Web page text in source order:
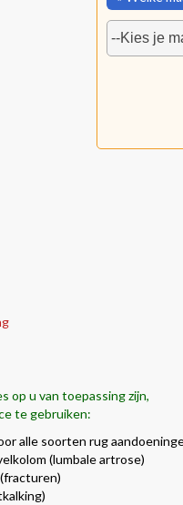
op u van toepassing zijn,
te gebruiken:
alle soorten rug
(lumbale artrose)